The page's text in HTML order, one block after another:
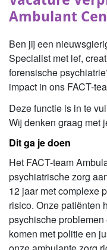
Ambulant
Ben jij een
Specialist met lef,
forensische
impact in ons FACT-
Deze functie is in te
Wij denken graag met
Dit ga je doen
Het FACT-team
psychiatrische zorg
12 jaar met complexe
risico. Onze patiënten
psychische
komen met politie en